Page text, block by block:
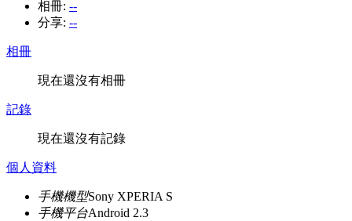
相冊: --
分享: --
相冊
現在還沒有相冊
記錄
現在還沒有記錄
個人資料
手機機型Sony XPERIA S
手機平台Android 2.3